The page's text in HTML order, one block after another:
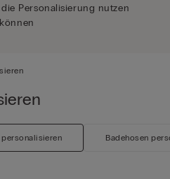
Personalisierung nutzen
können
personalisieren Badehosen